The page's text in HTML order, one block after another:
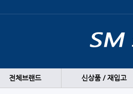
전체브랜드 신상품 / 재입고